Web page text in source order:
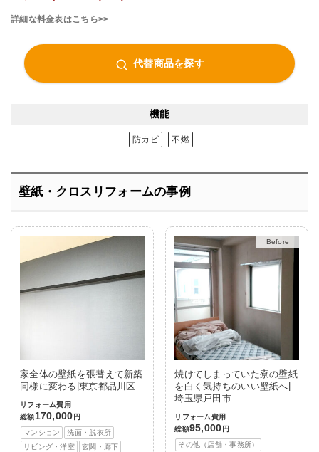
詳細な料金表はこちら>>
代替商品を探す
機能
防カビ 不燃
壁紙・クロスリフォームの事例
家全体の壁紙を張替えて新築
同様に変わる|東京都品川区
リフォーム費用
総額170,000 円
マンション
洗面・脱衣所
リビング・洋室
玄関・廊下
Before
After
焼けてしまっていた寮の壁紙
を白く気持ちのいい壁紙へ|
埼玉県戸田市
リフォーム費用
総額95,000 円
その他（店舗・事務所）